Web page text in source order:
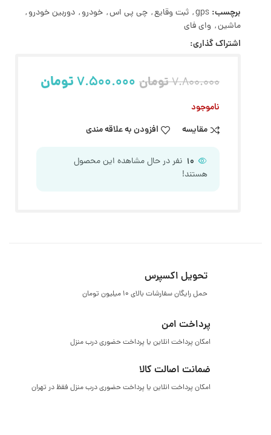
برچسب: gps
, ثبت وقایع, چی پی اس, خودرو, دوربین خودرو,
ماشین, وای فای
اشتراک گذاری:
7.800.000تومان 7.500.000تومان
ناموجود
مقایسه
افزودن به علاقه مندی
10 نفر در حال مشاهده این محصول
هستند!
تحویل اکسپرس
حمل رایگان سفارشات بالای ۱۰ میلیون تومان
پرداخت امن
امکان پرداخت انلاین یا پرداخت حضوری درب منزل
ضمانت اصالت کالا
امکان پرداخت انلاین یا پرداخت حضوری درب منزل فقظ در تهران